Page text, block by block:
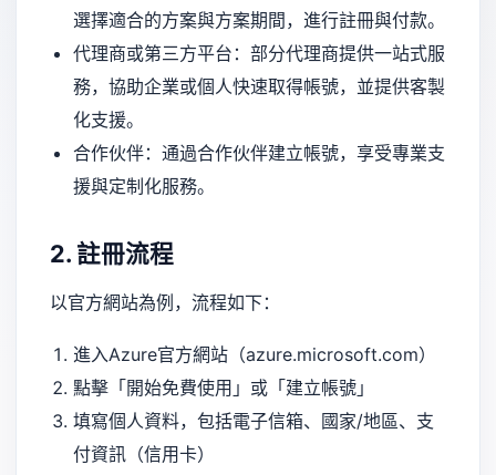
選擇適合的方案與方案期間，進行註冊與付款。
代理商或第三方平台：部分代理商提供一站式服
務，協助企業或個人快速取得帳號，並提供客製
化支援。
合作伙伴：通過合作伙伴建立帳號，享受專業支
援與定制化服務。
2. 註冊流程
以官方網站為例，流程如下：
進入Azure官方網站（azure.microsoft.com）
點擊「開始免費使用」或「建立帳號」
填寫個人資料，包括電子信箱、國家/地區、支
付資訊（信用卡）